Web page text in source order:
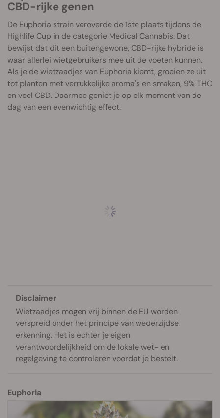
CBD-rijke genen
De Euphoria strain veroverde de 1ste plaats tijdens de
Highlife Cup in de categorie Medical Cannabis. Dat
bewijst dat dit een buitengewone, CBD-rijke hybride is
waar allerlei wietgebruikers mee uit de voeten kunnen.
Als je de wietzaadjes van Euphoria kiemt, groeien ze uit
tot planten met verrukkelijke aroma's en smaken, 9% THC
en veel CBD. Daarmee geniet je op elk moment van de
dag van een evenwichtig effect.
Disclaimer
Wietzaadjes mogen vrij binnen de EU worden
verspreid onder het principe van wederzijdse
erkenning. Het is echter je eigen
verantwoordelijkheid om de lokale wet- en
regelgeving te controleren voordat je bestelt.
Euphoria